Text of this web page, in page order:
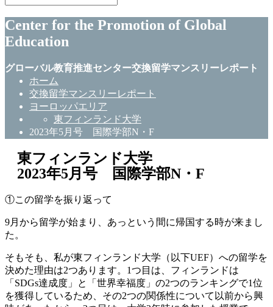
Center for the Promotion of Global
Education
グローバル教育推進センター交換留学マンスリーレポート
ホーム
交換留学マンスリーレポート
ヨーロッパエリア
東フィンランド大学
2023年5月号 国際学部N・F
東フィンランド大学
2023年5月号 国際学部N・F
①この留学を振り返って
9月から留学が始まり、あっという間に帰国する時が来まし
た。
そもそも、私が東フィンランド大学（以下UEF）への留学を
決めた理由は2つあります。1つ目は、フィンランドは
「SDGs達成度」と「世界幸福度」の2つのランキングで1位
を獲得しているため、その2つの関係性について以前から興